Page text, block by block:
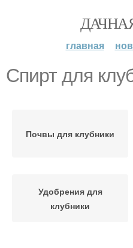
главная
Спирт для
Почвы для клубники
Удобрения для
клубники